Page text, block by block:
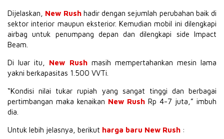
Dijelaskan, New Rushhadir dengan sejumlah perubahan baik di
sektor interior maupun eksterior. Kemudian mobil ini dilengkapi
airbag untuk penumpang depan dan dilengkapi side Impact
Beam.
Di luar itu, New Rushmasih mempertahankan mesin lama
yakni berkapasitas 1.500 VVTi.
“Kondisi nilai tukar rupiah yang sangat tinggi dan berbagai
pertimbangan maka kenaikan New Rush Rp 4-7 juta,” imbuh
dia.
Untuk lebih jelasnya, berikut harga baru New Rush :